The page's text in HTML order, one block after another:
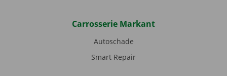
Carrosserie Markant
Autoschade
Smart Repair